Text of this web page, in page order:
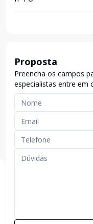
Proposta
Preencha os campos
especialistas entre em